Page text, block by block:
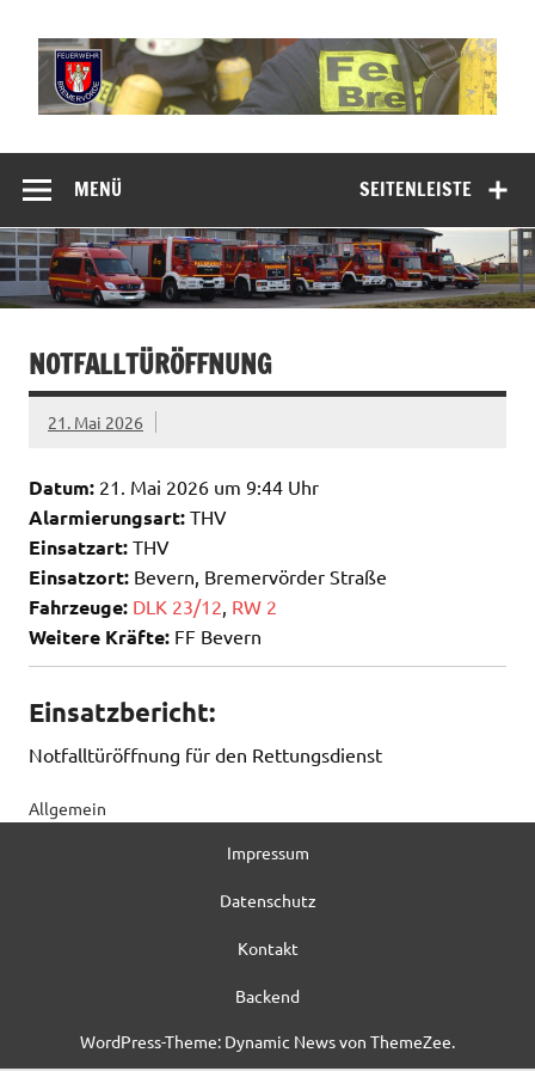
springen
Freiwillige
Feuerwehr
Bremervörde
SEITENLEISTE
MENÜ
NOTFALLTÜRÖFFNUNG
21. Mai 2026
Datum: 21. Mai 2026 um 9:44 Uhr
Alarmierungsart: THV
Einsatzart: THV
Einsatzort: Bevern, Bremervörder Straße
Fahrzeuge: DLK 23/12, RW 2
Weitere Kräfte: FF Bevern
Einsatzbericht:
Notfalltüröffnung für den Rettungsdienst
Allgemein
Impressum
Datenschutz
Kontakt
Backend
WordPress-Theme: Dynamic News von ThemeZee.